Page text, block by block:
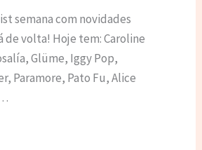
semana com novidades
de volta! Hoje tem: Caroline
Glüme, Iggy Pop,
Paramore, Pato Fu, Alice